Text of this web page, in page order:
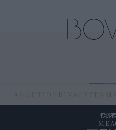
ABOUT ID PRIVACY